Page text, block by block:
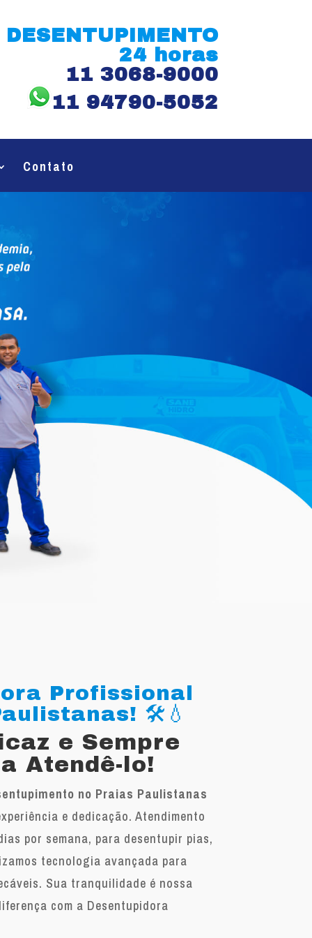
DESENTUPIMENTO
24 horas
11 3068-9000
11 94790-5052
Contato
Profissional
🛠️💧
e Sempre
Atendê-lo!
no Praias Paulistanas
e dedicação. Atendimento
por semana, para desentupir pias,
tecnologia avançada para
Sua tranquilidade é nossa
com a Desentupidora